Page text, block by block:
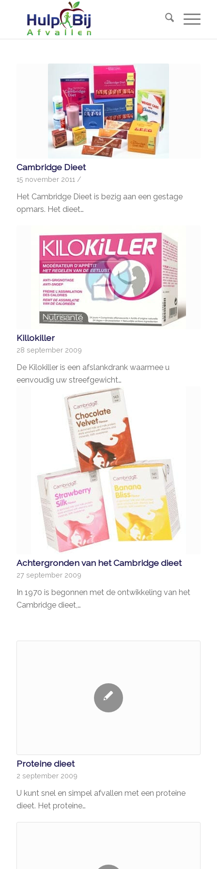
Cambridge Dieet
15 november 2011 /
Het Cambridge Dieet is bezig aan een gestage
opmars. Het dieet…
Killokiller
28 september 2009
De Kilokiller is een afslankdrank waarmee u
eenvoudig uw streefgewicht…
Achtergronden van het Cambridge dieet
27 september 2009
In 1970 is begonnen met de ontwikkeling van het
Cambridge dieet,…
Proteine dieet
2 september 2009
U kunt snel en simpel afvallen met een proteine
dieet. Het proteine…